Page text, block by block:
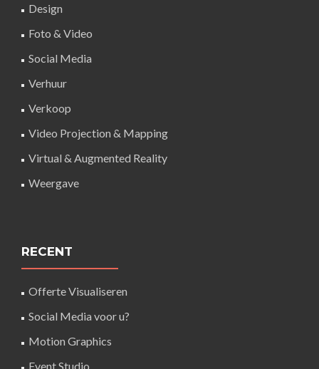
Design
Foto & Video
Social Media
Verhuur
Verkoop
Video Projection & Mapping
Virtual & Augmented Reality
Weergave
RECENT
Offerte Visualiseren
Social Media voor u?
Motion Graphics
Event Studio